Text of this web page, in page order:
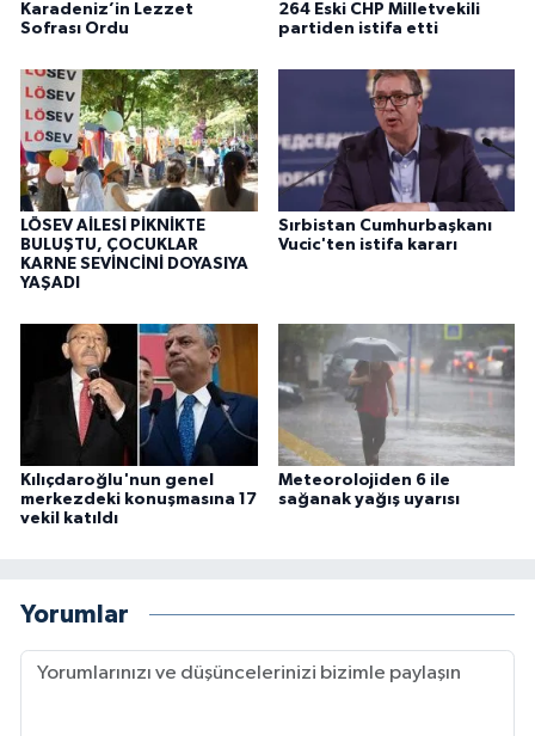
Karadeniz’in Lezzet
Sofrası Ordu
264 Eski CHP Milletvekili
partiden istifa etti
LÖSEV AİLESİ PİKNİKTE
BULUŞTU, ÇOCUKLAR
KARNE SEVİNCİNİ DOYASIYA
YAŞADI
Sırbistan Cumhurbaşkanı
Vucic'ten istifa kararı
Kılıçdaroğlu'nun genel
merkezdeki konuşmasına 17
vekil katıldı
Meteorolojiden 6 ile
sağanak yağış uyarısı
Yorumlar